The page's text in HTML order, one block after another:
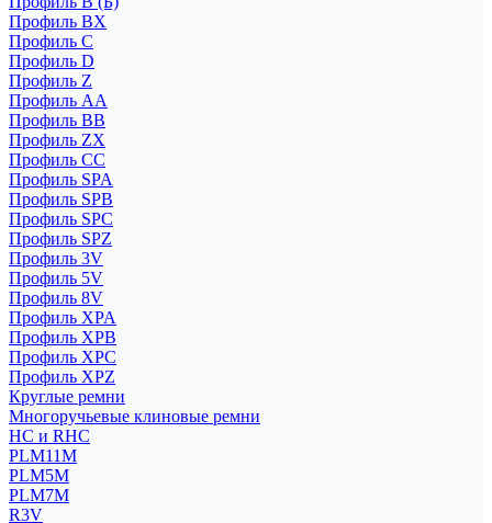
Профиль BX
Профиль C
Профиль D
Профиль Z
Профиль АА
Профиль BB
Профиль ZX
Профиль CC
Профиль SPA
Профиль SPB
Профиль SPC
Профиль SPZ
Профиль 3V
Профиль 5V
Профиль 8V
Профиль XPA
Профиль XPB
Профиль XPC
Профиль XPZ
Круглые ремни
Многоручьевые клиновые ремни
HC и RHC
PLM11M
PLM5M
PLM7M
R3V